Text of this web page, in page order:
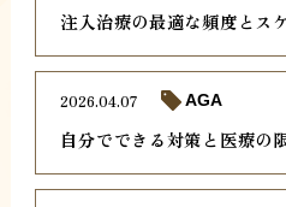
注入治療の最適な頻度とス
自分でできる対策と医療の
2026.04.07 AGA